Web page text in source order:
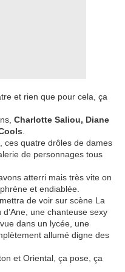
et rien que pour cela, ça
Charlotte Saliou, Diane
ces quatre drôles de dames
de personnages tous
atterri mais très vite on
et endiablée.
de voir sur scène La
une chanteuse sexy
dans un lycée, une
allumé digne des
et Oriental, ça pose, ça